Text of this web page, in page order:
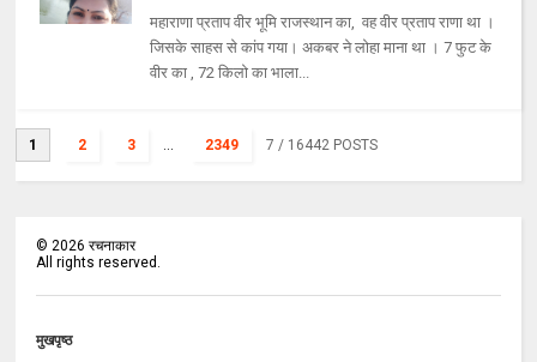
महाराणा प्रताप वीर भूमि राजस्थान का, वह वीर प्रताप राणा था ।
जिसके साहस से कांप गया। अकबर ने लोहा माना था । 7 फुट के
वीर का , 72 किलो का भाला...
1 2 3 ... 2349 7 / 16442 POSTS
©2026 रचनाकार
All rights reserved.
मुखपृष्ठ